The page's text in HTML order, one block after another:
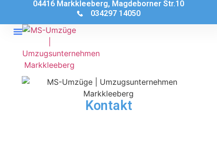
04416 Markkleeberg, Magdeborner Str.10
034297 14050
Kontakt